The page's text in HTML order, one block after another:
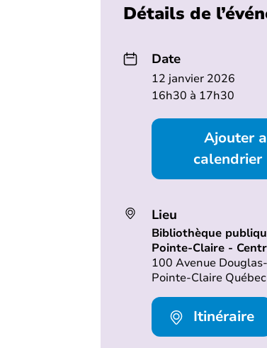
Détails de
Date
12 janvier 2026
16h30 à 17h30
Ajouter
calendrier
Lieu
Bibliothèque
Pointe-Claire -
100 Avenue
Pointe-Claire
Itinéraire